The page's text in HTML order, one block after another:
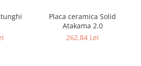
Placa ceramica Solid
Atakama 2.0
262,84 Lei